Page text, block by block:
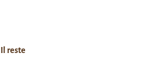
Il reste